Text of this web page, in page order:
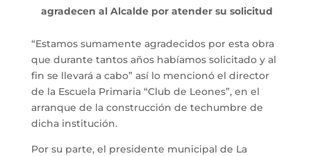
agradecen al Alcalde por atender su solicitud
“Estamos sumamente agradecidos por esta obra
que durante tantos años habíamos solicitado y al
fin se llevará a cabo” así lo mencionó el director
de la Escuela Primaria “Club de Leones”, en el
arranque de la construcción de techumbre de
dicha institución.
Por su parte, el presidente municipal de La